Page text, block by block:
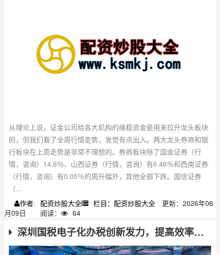
从理论上说，证金公司给各大机构的维稳资金是用来拉升龙头板块
的，但我们看了全周行情走势，发觉有点出入。两大龙头券商和银
行板块在上周走势是非常不理想的。券商板块除了国金证券（行
情，咨询）14.6％、山西证券（行情，咨询）有6.46％和西南证券
（行情，咨询）有0.05％的周升幅外，其他全部下跌。国信证券
（...
作者: 配资炒股大全 栏目：配资炒股大全
更新：2026年06
月09日
阅读： 64
深圳国税电子化办税创新发力，提高效率，你知道电话是多少吗？